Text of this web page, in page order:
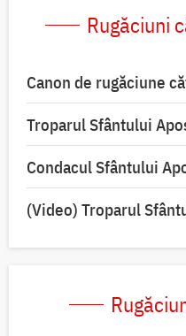
Rugăciuni
Canon de rugăciune
Troparul Sfântului
Condacul Sfântului
(Video) Troparul